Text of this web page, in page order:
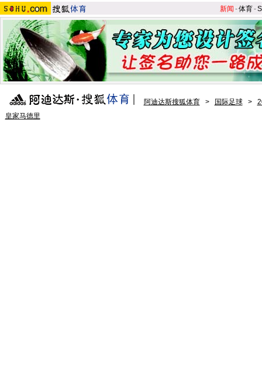
新闻 -体育-S
阿迪达斯搜狐体育 > 国际足球 >
皇家马德里